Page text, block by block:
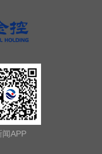
闻APP